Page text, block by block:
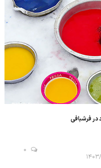
در فرشبافی
۰۷
0